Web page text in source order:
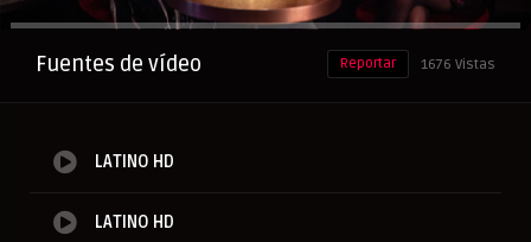
Anuncio
Fuentes de vídeo 1676 Vistas
Reportar
LATINO HD
LATINO HD